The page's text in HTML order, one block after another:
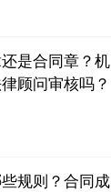
是合同章？机
顾问审核吗？
规则？合同成